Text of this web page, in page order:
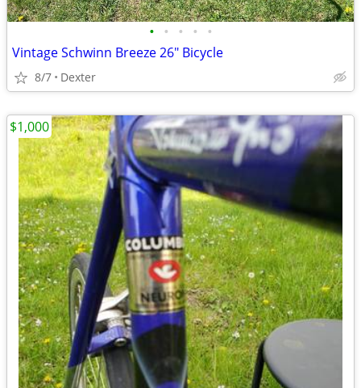
• • • • •
Vintage Schwinn Breeze 26" Bicycle
8/7 Dexter
$1,000